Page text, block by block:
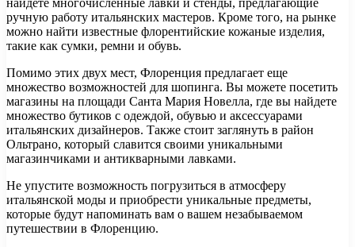
найдете многочисленные лавки и стенды, предлагающие
ручную работу итальянских мастеров. Кроме того, на рынке
можно найти известные флорентийские кожаные изделия,
такие как сумки, ремни и обувь.
Помимо этих двух мест, Флоренция предлагает еще
множество возможностей для шопинга. Вы можете посетить
магазины на площади Санта Мария Новелла, где вы найдете
множество бутиков с одеждой, обувью и аксессуарами
итальянских дизайнеров. Также стоит заглянуть в район
Ольтрано, который славится своими уникальными
магазинчиками и антикварными лавками.
Не упустите возможность погрузиться в атмосферу
итальянской моды и приобрести уникальные предметы,
которые будут напоминать вам о вашем незабываемом
путешествии в Флоренцию.